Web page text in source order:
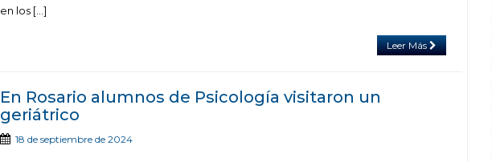
en los […]
Leer Más
En Rosario alumnos de Psicología visitaron un
geriátrico
18 de septiembre de 2024